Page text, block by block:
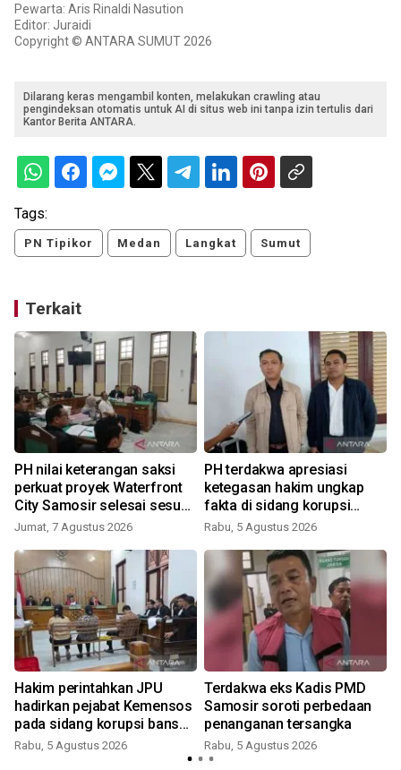
Pewarta: Aris Rinaldi Nasution
Editor: Juraidi
Copyright © ANTARA SUMUT 2026
Dilarang keras mengambil konten, melakukan crawling atau
pengindeksan otomatis untuk AI di situs web ini tanpa izin tertulis dari
Kantor Berita ANTARA.
Tags:
PN Tipikor Medan Langkat Sumut
Terkait
PH nilai keterangan saksi
perkuat proyek Waterfront
City Samosir selesai sesuai
adendum
Jumat, 7 Agustus 2026
PH terdakwa apresiasi
ketegasan hakim ungkap
fakta di sidang korupsi
Waterfront City Samosir
Rabu, 5 Agustus 2026
Hakim perintahkan JPU
hadirkan pejabat Kemensos
pada sidang korupsi bansos
Samosir
Rabu, 5 Agustus 2026
Terdakwa eks Kadis PMD
Samosir soroti perbedaan
penanganan tersangka
Rabu, 5 Agustus 2026